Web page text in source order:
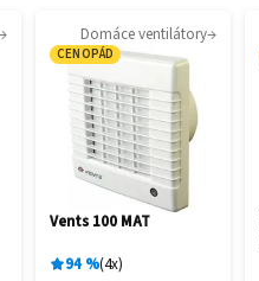
Domáce ventilátory
CENOPÁD
Vents 100 MAT
94% 4x